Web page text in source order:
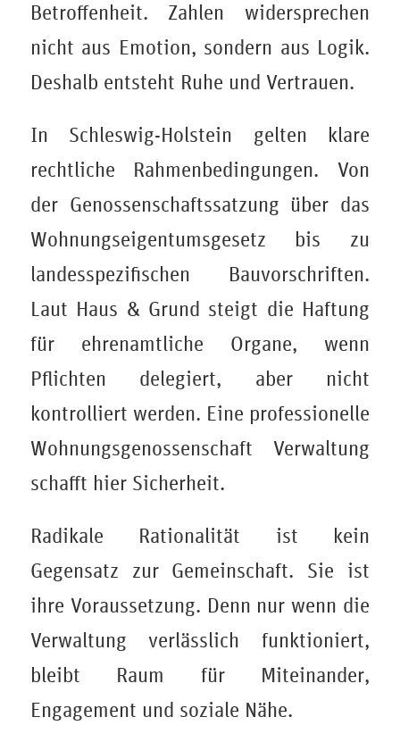
Betroffenheit. Zahlen widersprechen
nicht aus Emotion, sondern aus Logik.
Deshalb entsteht Ruhe und Vertrauen.
In Schleswig-Holstein gelten klare
rechtliche Rahmenbedingungen. Von
der Genossenschaftssatzung über das
Wohnungseigentumsgesetz bis zu
landesspezifischen Bauvorschriften.
Laut Haus & Grund steigt die Haftung
für ehrenamtliche Organe, wenn
Pflichten delegiert, aber nicht
kontrolliert werden. Eine professionelle
Wohnungsgenossenschaft Verwaltung
schafft hier Sicherheit.
Radikale Rationalität ist kein
Gegensatz zur Gemeinschaft. Sie ist
ihre Voraussetzung. Denn nur wenn die
Verwaltung verlässlich funktioniert,
bleibt Raum für Miteinander,
Engagement und soziale Nähe.